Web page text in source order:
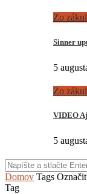
Zo
Sinner
5
Zo
VIDEO
5
Domov Tags
Tag